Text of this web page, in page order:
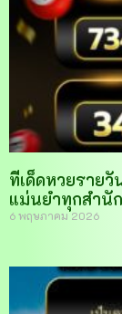
ทีเด็ดหวยราย
แม่นยำทุกสำนัก
6 พฤษภาคม 2026